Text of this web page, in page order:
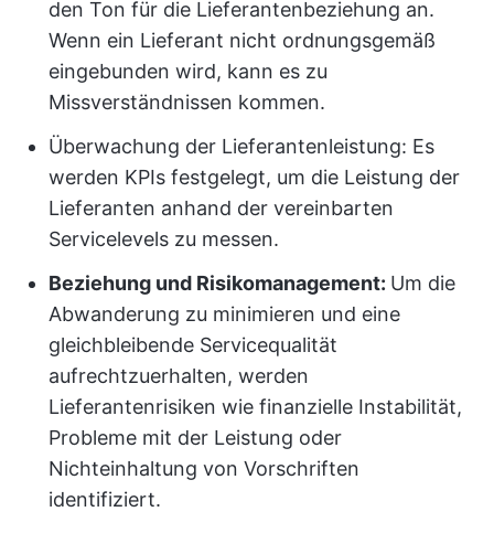
den Ton für die Lieferantenbeziehung an.
Wenn ein Lieferant nicht ordnungsgemäß
eingebunden wird, kann es zu
Missverständnissen kommen.
Überwachung der Lieferantenleistung: Es
werden KPIs festgelegt, um die Leistung der
Lieferanten anhand der vereinbarten
Servicelevels zu messen.
Beziehung und Risikomanagement: Um die
Abwanderung zu minimieren und eine
gleichbleibende Servicequalität
aufrechtzuerhalten, werden
Lieferantenrisiken wie finanzielle Instabilität,
Probleme mit der Leistung oder
Nichteinhaltung von Vorschriften
identifiziert.